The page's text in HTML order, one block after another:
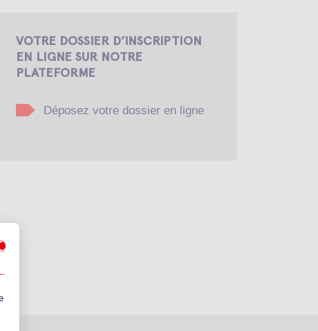
VOTRE DOSSIER D’INSCRIPTION
EN LIGNE SUR NOTRE
PLATEFORME
Déposez votre dossier en ligne